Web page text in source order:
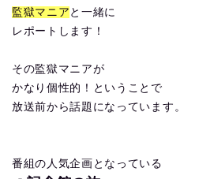
監獄マニア と一緒に
レポートします！
その監獄マニアが
かなり個性的！ということで
放送前から話題になっています。
番組の人気企画となっている